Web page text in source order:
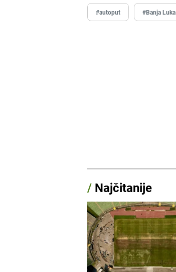
#autoput #Banja Luka
/ Najčitanije